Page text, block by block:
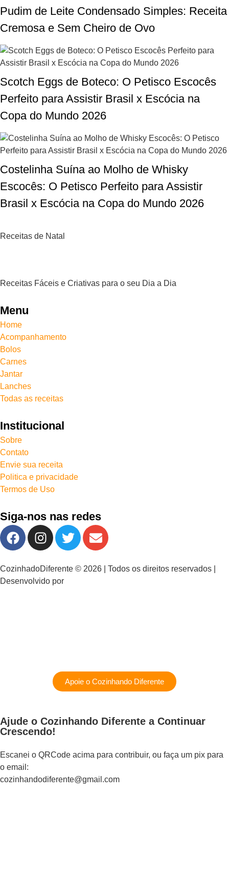
Pudim de Leite Condensado Simples: Receita
Cremosa e Sem Cheiro de Ovo
Scotch Eggs de Boteco: O Petisco Escocês
Perfeito para Assistir Brasil x Escócia na
Copa do Mundo 2026
Costelinha Suína ao Molho de Whisky
Escocês: O Petisco Perfeito para Assistir
Brasil x Escócia na Copa do Mundo 2026
Receitas de Natal
Receitas Fáceis e Criativas para o seu Dia a Dia
Menu
Home
Acompanhamento
Bolos
Carnes
Jantar
Lanches
Todas as receitas
Institucional
Sobre
Contato
Envie sua receita
Politica e privacidade
Termos de Uso
Siga-nos nas redes
CozinhadoDiferente © 2026 | Todos os direitos reservados |
Desenvolvido por
Apoie o Cozinhando Diferente
Ajude o Cozinhando Diferente a Continuar
Crescendo!
Escanei o QRCode acima para contribuir, ou faça um pix para
o email:
cozinhandodiferente@gmail.com